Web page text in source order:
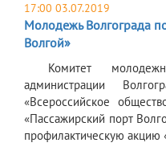
17:00 03.07.2019
Молодежь Волгограда
Волгой»
Комитет
администрации
«Всероссийское
«Пассажирский порт
профилактическую акцию